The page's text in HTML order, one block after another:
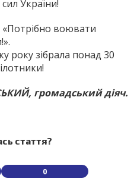
України!
«Потрібно воювати
року зібрала понад 30
громадський діяч.
стаття?
0